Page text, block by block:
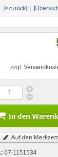
[<zurück]
zzgl.
In den
Auf den
07-1151534